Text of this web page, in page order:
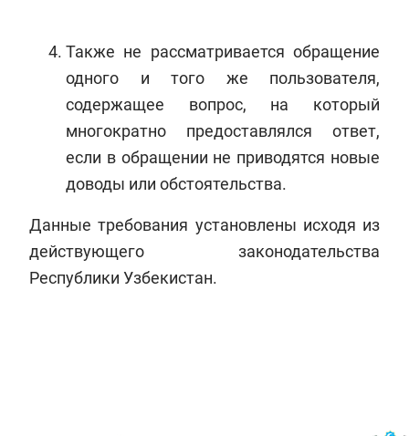
Также не рассматривается обращение
одного и того же пользователя,
содержащее вопрос, на который
многократно предоставлялся ответ,
если в обращении не приводятся новые
доводы или обстоятельства.
Данные требования установлены исходя из
действующего законодательства
Республики Узбекистан.